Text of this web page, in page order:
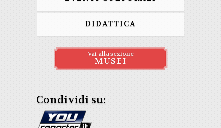
DIDATTICA
Vai alla sezione
MUSEI
Condividi su: